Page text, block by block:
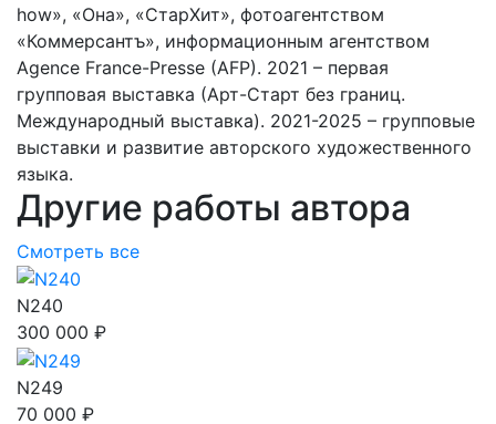
how», «Она», «СтарХит», фотоагентством
«Коммерсантъ», информационным агентством
Agence France-Presse (AFP). 2021 – первая
групповая выставка (Арт-Старт без границ.
Международный выставка). 2021-2025 – групповые
выставки и развитие авторского художественного
языка.
Другие работы автора
Смотреть все
N240
300 000 ₽
N249
70 000 ₽